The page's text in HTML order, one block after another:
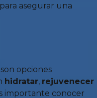
asegurar una
son opciones
hidratar, rejuvenecer
importante conocer